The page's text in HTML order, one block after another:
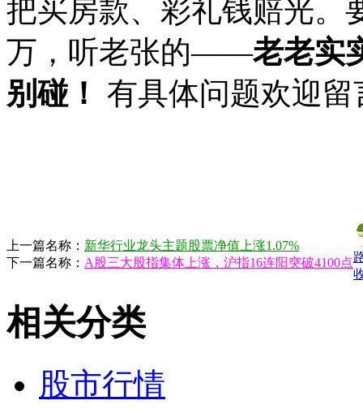
把买房款、彩礼钱赔光。
万，听老张的——‌老老实
别碰！
有具体问题欢迎
上一篇名称： 新华行业龙头主题股票净值上涨1.07%
下一篇名称： A股三大股指集体上涨，沪指16连阳突破4100点
相关分类
股市行情